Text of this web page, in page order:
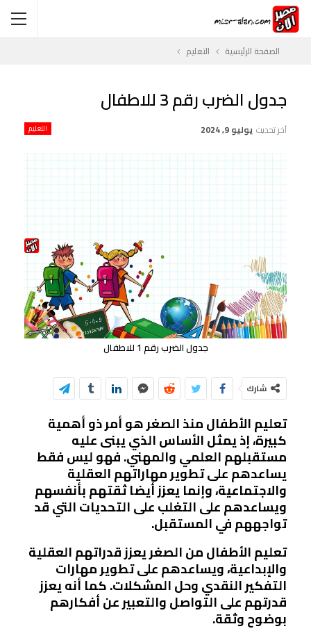
الصفحة الرئيسية التعليم
جدول الضرب رقم 3 للاطفال
التعليم آخر تحديث يوليو 9, 2024
جدول الضرب رقم 1 للاطفال
شارك
تعليم الأطفال منذ الصغر هو أمر ذو أهمية
كبيرة، إذ يمثل الأساس الذي يبنى عليه
مستقبلهم العلمي والمهني. فهو ليس فقط
يساعدهم على تطوير مهاراتهم العقلية
والاجتماعية، وإنما يعزز أيضا ثقتهم بأنفسهم
ويساعدهم على التغلب على التحديات التي قد
تواجههم في المستقبل.
تعليم الأطفال من الصغر يعزز قدراتهم العقلية
والإبداعية، ويساعدهم على تطوير مهارات
التفكير النقدي وحل المشكلات. كما أنه يعزز
قدرتهم على التواصل والتعبير عن أفكارهم
بوضوح وثقة.